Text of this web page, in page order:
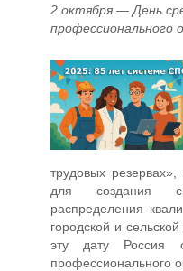
2 октября — День
профессионального
трудовых
для создания
распределения
городской и
эту дату Россия
профессионального